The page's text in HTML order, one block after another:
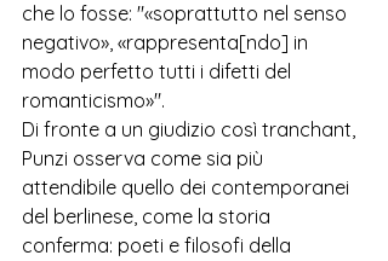
che lo fosse: "«soprattutto nel senso
negativo», «rappresenta[ndo] in
modo perfetto tutti i difetti del
romanticismo»".
Di fronte a un giudizio così tranchant,
Punzi osserva come sia più
attendibile quello dei contemporanei
del berlinese, come la storia
conferma: poeti e filosofi della